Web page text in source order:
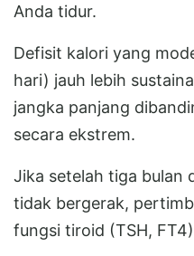
Anda tidur.
Defisit kalori yang
hari) jauh lebih
jangka panjang
secara ekstrem.
Jika setelah tiga bulan
tidak bergerak,
fungsi tiroid (TSH,